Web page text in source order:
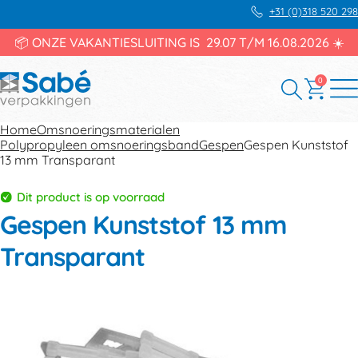
+31 (0)318 520 298
📦 ONZE VAKANTIESLUITING IS 29.07 T/M 16.08.2026 ☀️
0
HomeOmsnoeringsmaterialen
Polypropyleen omsnoeringsbandGespenGespen Kunststof
13 mm Transparant
Dit product is op voorraad
Gespen Kunststof 13 mm
Transparant